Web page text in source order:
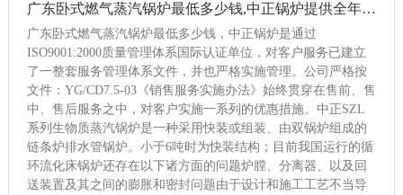
广东卧式燃气蒸汽锅炉最低多少钱,中正锅炉提供全年无休服务保障
广东卧式燃气蒸汽锅炉最低多少钱，中正锅炉是通过
ISO9001:2000质量管理体系国际认证单位，对客户服务已建立
了一整套服务管理体系文件，并也严格实施管理。公司严格按
文件：YG/CD7.5-03《销售服务实施办法》始终贯穿在售前、售
中、售后服务之中，对客户实施一系列的优惠措施。中正SZL
系列生物质蒸汽锅炉是一种采用快装或组装、由双锅炉组成的
链条炉排水管锅炉。小于6吨时为快装结构；目前我国运行的循
环流化床锅炉还存在以下诸方面的问题炉膛、分离器、以及回
送装置及其之间的膨胀和密封问题由于设计和施工工艺不当导